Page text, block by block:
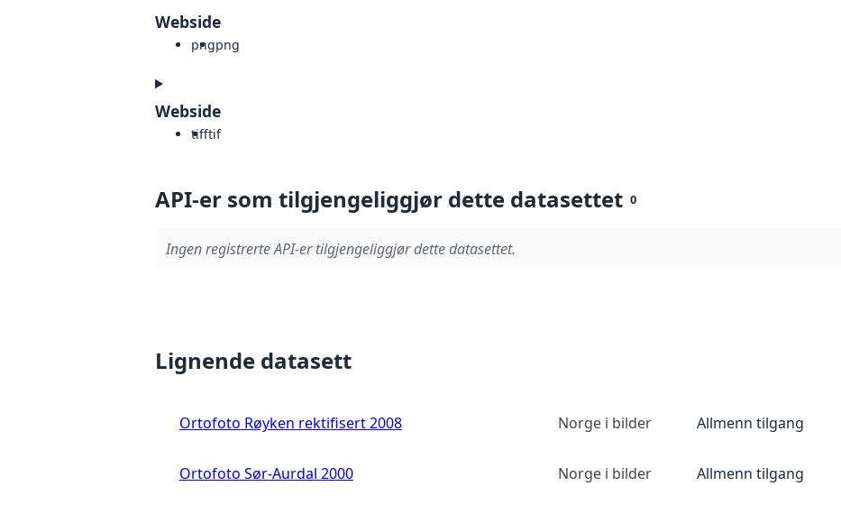
Webside
pngpng
Webside
tifftif
API-er som tilgjengeliggjør dette datasettet 0
Ingen registrerte API-er tilgjengeliggjør dette datasettet.
Lignende datasett
Ortofoto Røyken rektifisert 2008 Norge i bilder Allmenn tilgang
Ortofoto Sør-Aurdal 2000 Norge i bilder Allmenn tilgang